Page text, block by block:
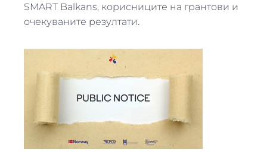
SMART Balkans, корисниците на грантови и
очекуваните резултати.